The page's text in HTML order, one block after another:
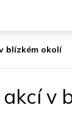
blízkém okolí
v